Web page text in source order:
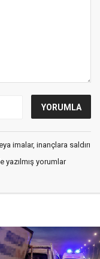
imalar, inançlara saldırı
yazılmış yorumlar